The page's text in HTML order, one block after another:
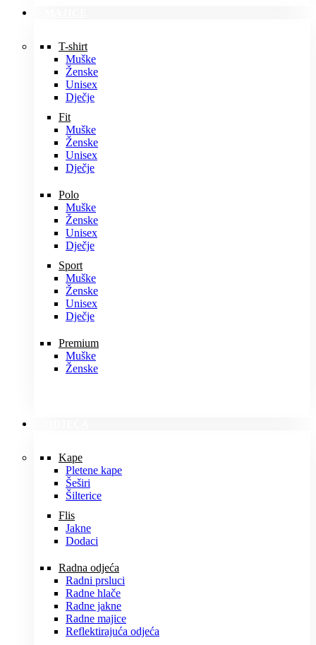
T-shirt
Muške
Ženske
Unisex
Dječje
Fit
Muške
Ženske
Unisex
Dječje
Polo
Muške
Ženske
Unisex
Dječje
Sport
Muške
Ženske
Unisex
Dječje
Premium
Muške
Ženske
Kape
Pletene kape
Šeširi
Šilterice
Flis
Jakne
Dodaci
Radna odjeća
Radni prsluci
Radne hlače
Radne jakne
Radne majice
Reflektirajuća odjeća